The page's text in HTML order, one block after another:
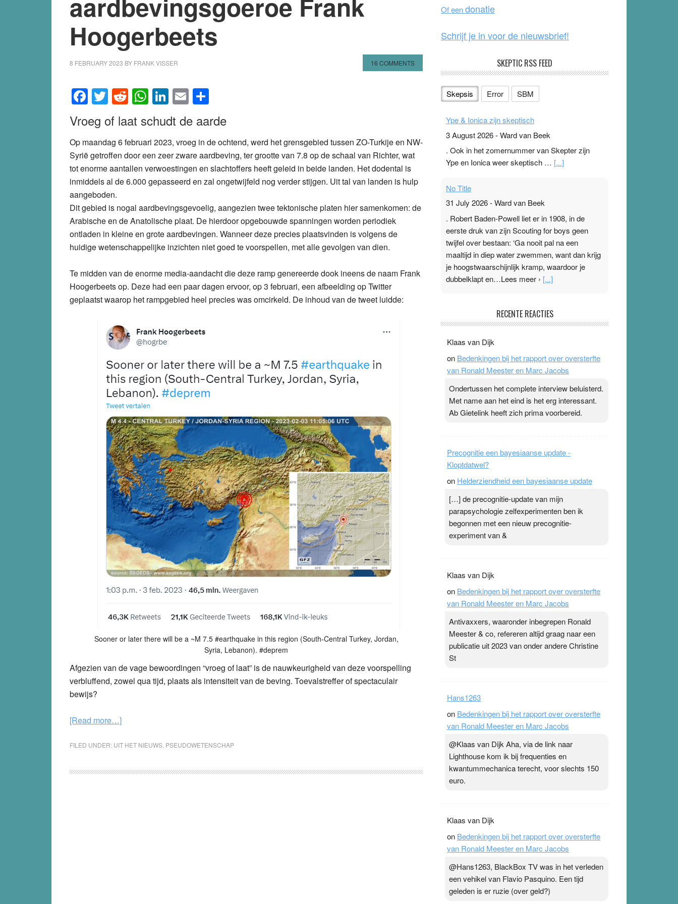
Hoogerbeets
8 FEBRUARY 2023 BY FRANK VISSER 16 COMMENTS
Facebook
Twitter
Reddit
WhatsApp
LinkedIn
Email
Vroeg of laat schudt de aarde
Op maandag 6 februari 2023, vroeg in de ochtend, werd het grensgebied tussen ZO-Turkije en NW-
Syrië getroffen door een zeer zware aardbeving, ter grootte van 7.8 op de schaal van Richter, wat
tot enorme aantallen verwoestingen en slachtoffers heeft geleid in beide landen. Het dodental is
inmiddels al de 6.000 gepasseerd en zal ongetwijfeld nog verder stijgen. Uit tal van landen is hulp
aangeboden.
Dit gebied is nogal aardbevingsgevoelig, aangezien twee tektonische platen hier samenkomen: de
Arabische en de Anatolische plaat. De hierdoor opgebouwde spanningen worden periodiek
ontladen in kleine en grote aardbevingen. Wanneer deze precies plaatsvinden is volgens de
huidige wetenschappelijke inzichten niet goed te voorspellen, met alle gevolgen van dien.
Te midden van de enorme media-aandacht die deze ramp genereerde dook ineens de naam Frank
Hoogerbeets op. Deze had een paar dagen ervoor, op 3 februari, een afbeelding op Twitter
geplaatst waarop het rampgebied heel precies was omcirkeld. De inhoud van de tweet luidde:
Sooner or later there will be a ~M 7.5 #earthquake in this region (South-Central Turkey, Jordan,
Syria, Lebanon). #deprem
Afgezien van de vage bewoordingen “vroeg of laat” is de nauwkeurigheid van deze voorspelling
verbluffend, zowel qua tijd, plaats als intensiteit van de beving. Toevalstreffer of spectaculair
bewijs?
[Read more…]about
voorspellende
van
FILED UNDER: UIT HET NIEUWS PSEUDOWETENSCHAP
k
Of eendonatie
Schrijf je in voor de nieuwsbrief!
SKEPTIC RSS FEED
Skepsis Error SBM
Ype & Ionica zijn skeptisch
3 August 2026-Ward van Beek
. Ook in het zomernummer van Skepter zijn
Ype en Ionica weer skeptisch … [...]
No Title
31 July 2026-Ward van Beek
. Robert Baden-Powell liet er in 1908, in de
eerste druk van zijn Scouting for boys geen
twijfel over bestaan: ‘Ga nooit pal na een
maaltijd in diep water zwemmen, want dan krijg
je hoogstwaarschijnlijk kramp, waardoor je
dubbelklapt en…Lees meer › [...]
Ward van Beek
topsporters. Ze hopen ermee hun hartslag te
verlagen terwijl ze meer zuurstof opnemen.
Daarop heeft zo’n pleister geen effect. Maar het
zijn. Door…Lees meer Pleisterplakkers in de
topspsort › [...]
RECENTE REACTIES
Klaas van Dijk
on Bedenkingen bij het rapport over oversterfte
van Ronald Meester en Marc Jacobs
Ondertussen het complete interview beluisterd.
Met name aan het eind is het erg interessant.
Ab Gietelink heeft zich prima voorbereid.
Precognitie een bayesiaanse update -
Kloptdatwel?
on Helderziendheid een bayesiaanse update
[…] de precognitie-update van mijn
parapsychologie zelfexperimenten ben ik
begonnen met een nieuw precognitie-
experiment van &
Klaas van Dijk
on Bedenkingen bij het rapport over oversterfte
van Ronald Meester en Marc Jacobs
Antivaxxers, waaronder inbegrepen Ronald
Meester & co, refereren altijd graag naar een
publicatie uit 2023 van onder andere Christine
St
Hans1263
on Bedenkingen bij het rapport over oversterfte
van Ronald Meester en Marc Jacobs
@Klaas van Dijk Aha, via de link naar
Lighthouse kom ik bij frequenties en
kwantummechanica terecht, voor slechts 150
euro.
Klaas van Dijk
on Bedenkingen bij het rapport over oversterfte
van Ronald Meester en Marc Jacobs
@Hans1263, BlackBox TV was in het verleden
een vehikel van Flavio Pasquino. Een tijd
geleden is er ruzie (over geld?)